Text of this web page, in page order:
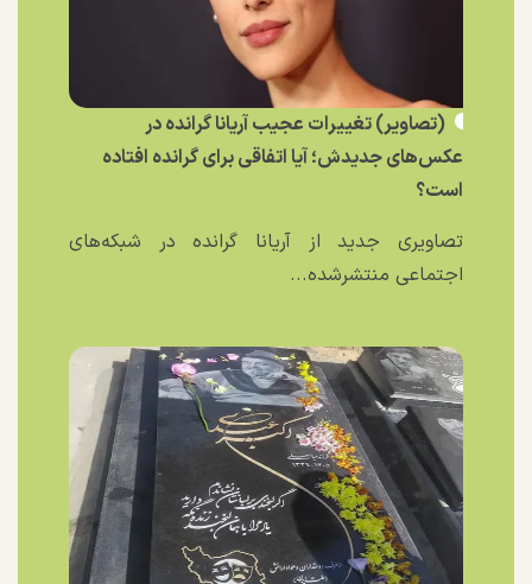
(تصاویر) تغییرات عجیب آریانا گرانده در
عکس‌های جدیدش؛ آیا اتفاقی برای گرانده افتاده
است؟
تصاویری جدید از آریانا گرانده در شبکه‌های
اجتماعی منتشرشده...